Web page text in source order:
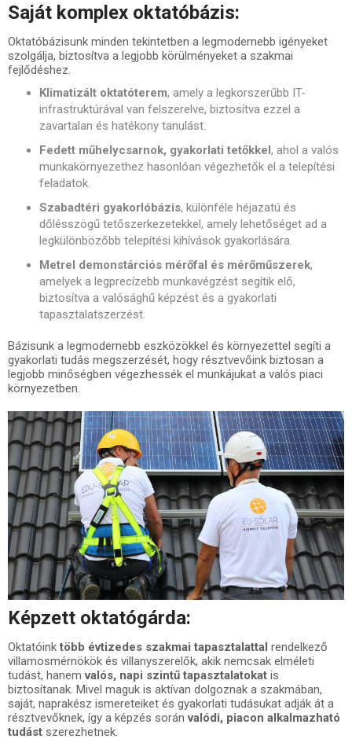
Saját komplex oktatóbázis:
Oktatóbázisunk minden tekintetben a legmodernebb igényeket
szolgálja, biztosítva a legjobb körülményeket a szakmai
fejlődéshez.
Klimatizált oktatóterem, amely a legkorszerűbb IT-
infrastruktúrával van felszerelve, biztosítva ezzel a
zavartalan és hatékony tanulást.
Fedett műhelycsarnok, gyakorlati tetőkkel, ahol a valós
munkakörnyezethez hasonlóan végezhetők el a telepítési
feladatok.
Szabadtéri gyakorlóbázis, különféle héjazatú és
dőlésszögű tetőszerkezetekkel, amely lehetőséget ad a
legkülönbözőbb telepítési kihívások gyakorlására.
Metrel demonstárciós mérőfal és mérőműszerek,
amelyek a legprecízebb munkavégzést segítik elő,
biztosítva a valósághű képzést és a gyakorlati
tapasztalatszerzést.
Bázisunk a legmodernebb eszközökkel és környezettel segíti a
gyakorlati tudás megszerzését, hogy résztvevőink biztosan a
legjobb minőségben végezhessék el munkájukat a valós piaci
környezetben.
Képzett oktatógárda:
Oktatóink több évtizedes szakmai tapasztalattal rendelkező
villamosmérnökök és villanyszerelők, akik nemcsak elméleti
tudást, hanemvalós, napi szintű tapasztalatokat is
biztosítanak. Mivel maguk is aktívan dolgoznak a szakmában,
saját, naprakész ismereteiket és gyakorlati tudásukat adják át a
résztvevőknek, így a képzés soránvalódi, piacon alkalmazható
tudást szerezhetnek.